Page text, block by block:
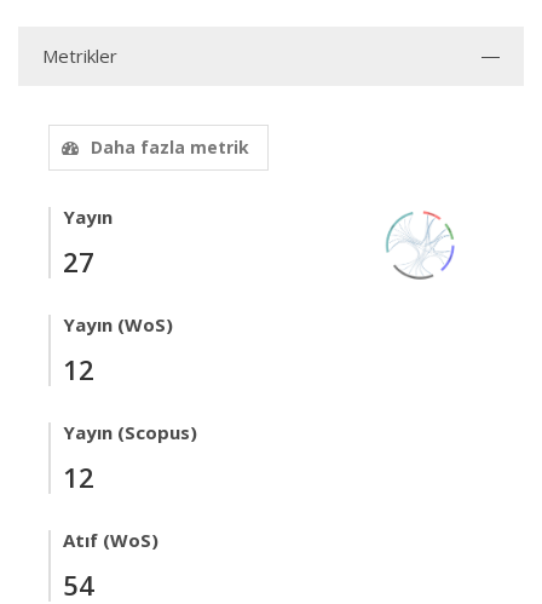
Metrikler
Daha fazla metrik
Yayın
27
Yayın (WoS)
12
Yayın (Scopus)
12
Atıf (WoS)
54